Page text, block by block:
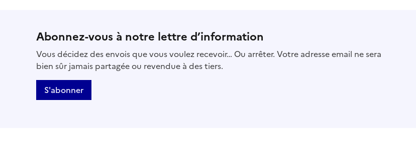
Abonnez-vous à notre lettre d’information
Vous décidez des envois que vous voulez recevoir… Ou arrêter. Votre adresse email ne sera
bien sûr jamais partagée ou revendue à des tiers.
S'abonner